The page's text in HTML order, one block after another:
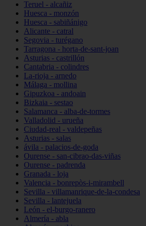
Teruel - alcañiz
Huesca - monzón
Huesca - sabiñánigo
Alicante - catral
Segovia - turégano
Tarragona - horta-de-sant-joan
Asturias - castrillón
Cantabria - colindres
La-rioja - arnedo
Málaga - mollina
Gipuzkoa - andoain
Bizkaia - sestao
Salamanca - alba-de-tormes
Valladolid - urueña
Ciudad-real - valdepeñas
Asturias - salas
ávila - palacios-de-goda
Ourense - san-cibrao-das-viñas
Ourense - padrenda
Granada - loja
Valencia - bonrepòs-i-mirambell
Sevilla - villamanrique-de-la-condesa
Sevilla - lantejuela
León - el-burgo-ranero
Almería - abla